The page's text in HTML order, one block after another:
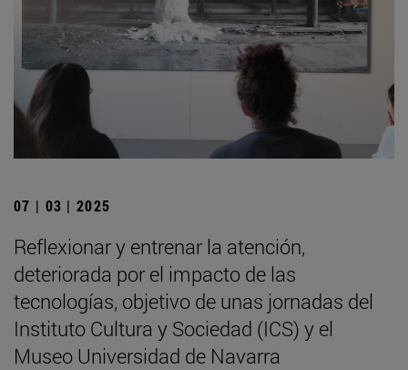
07 | 03 | 2025
Reflexionar y entrenar la atención,
deteriorada por el impacto de las
tecnologías, objetivo de unas jornadas del
Instituto Cultura y Sociedad (ICS) y el
Museo Universidad de Navarra